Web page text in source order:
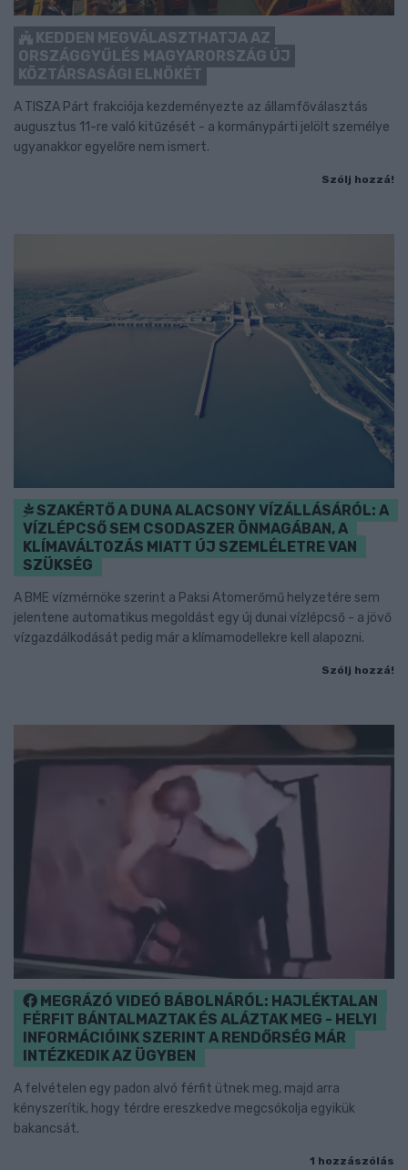
KEDDEN MEGVÁLASZTHATJA AZ
ORSZÁGGYŰLÉS MAGYARORSZÁG ÚJ
KÖZTÁRSASÁGI ELNÖKÉT
A TISZA Párt frakciója kezdeményezte az államfőválasztás
augusztus 11-re való kitűzését - a kormánypárti jelölt személye
ugyanakkor egyelőre nem ismert.
Szólj hozzá!
SZAKÉRTŐ A DUNA ALACSONY VÍZÁLLÁSÁRÓL: A
VÍZLÉPCSŐ SEM CSODASZER ÖNMAGÁBAN, A
KLÍMAVÁLTOZÁS MIATT ÚJ SZEMLÉLETRE VAN
SZÜKSÉG
A BME vízmérnöke szerint a Paksi Atomerőmű helyzetére sem
jelentene automatikus megoldást egy új dunai vízlépcső - a jövő
vízgazdálkodását pedig már a klímamodellekre kell alapozni.
Szólj hozzá!
MEGRÁZÓ VIDEÓ BÁBOLNÁRÓL: HAJLÉKTALAN
FÉRFIT BÁNTALMAZTAK ÉS ALÁZTAK MEG - HELYI
INFORMÁCIÓINK SZERINT A RENDŐRSÉG MÁR
INTÉZKEDIK AZ ÜGYBEN
A felvételen egy padon alvó férfit ütnek meg, majd arra
kényszerítik, hogy térdre ereszkedve megcsókolja egyikük
bakancsát.
1 hozzászólás